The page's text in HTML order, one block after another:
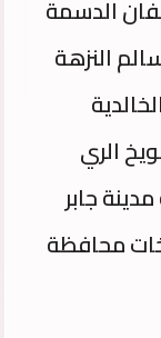
الدسمة
النزهة
الري
جابر
محافظة